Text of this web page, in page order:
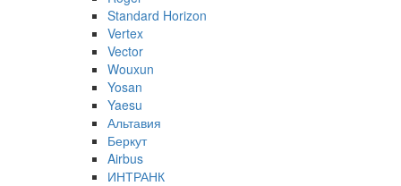
Standard Horizon
Vertex
Vector
Wouxun
Yosan
Yaesu
Альтавия
Беркут
Airbus
ИНТРАНК